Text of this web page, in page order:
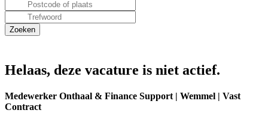
Helaas, deze vacature is niet actief.
Medewerker Onthaal & Finance Support | Wemmel | Vast
Contract